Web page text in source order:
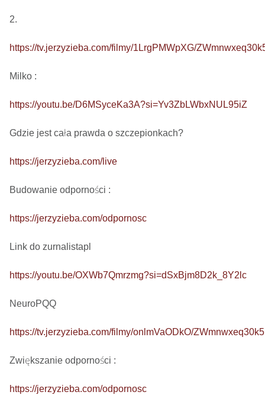
2.
https://tv.jerzyzieba.com/filmy/1LrgPMWpXG/
Milko :
https://youtu.be/D6MSyceKa3A?si=Yv3ZbLWbxNUL95iZ
Gdzie jest cała prawda o szczepionkach?
https://jerzyzieba.com/live
Budowanie odporności :
https://jerzyzieba.com/odpornosc
Link do zurnalistapl
https://youtu.be/OXWb7Qmrzmg?si=dSxBjm8D2k_8Y2lc
NeuroPQQ
https://tv.jerzyzieba.com/filmy/onlmVaODkO/
Zwiększanie odporności :
https://jerzyzieba.com/odpornosc